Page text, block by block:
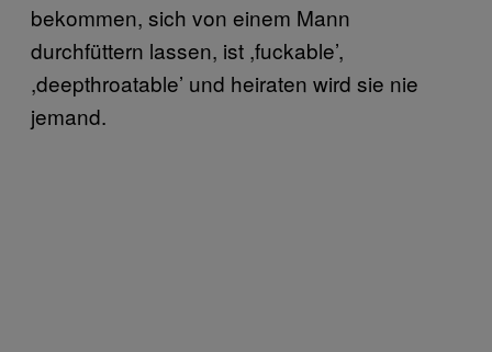
bekommen, sich von einem Mann
durchfüttern lassen, ist ,fuckable’,
,deepthroatable’ und heiraten wird sie nie
jemand.